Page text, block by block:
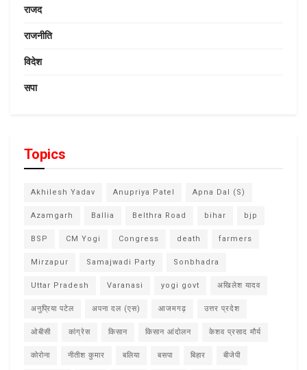
राजद
राजनीति
विदेश
सपा
Topics
Akhilesh Yadav Anupriya Patel Apna Dal (S)
Azamgarh Ballia Belthra Road bihar bjp
BSP CM Yogi Congress death farmers
Mirzapur Samajwadi Party Sonbhadra
Uttar Pradesh Varanasi yogi govt अखिलेश यादव
अनुप्रिया पटेल अपना दल (एस) आजमगढ़ उत्तर प्रदेश
ओबीसी कांग्रेस किसान किसान आंदोलन केशव प्रसाद मौर्य
कोरोना नीतीश कुमार बलिया बसपा बिहार बीजेपी